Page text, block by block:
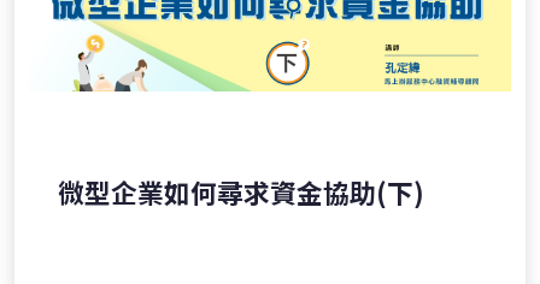
微型企業如何尋求資金協助(下)